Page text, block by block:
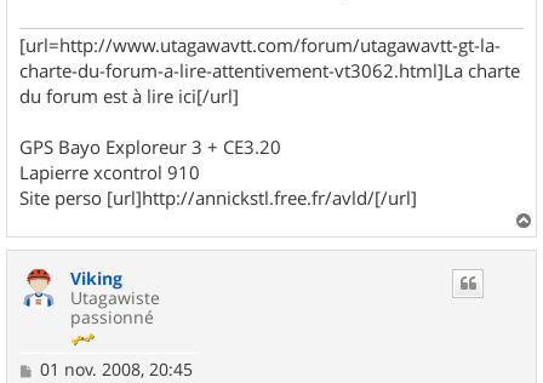
[url=http://www.utagawavtt.com/forum/utagawavtt-gt-la-
charte-du-forum-a-lire-attentivement-vt3062.html]La charte
du forum est à lire ici[/url]
GPS Bayo Exploreur 3 + CE3.20
Lapierre xcontrol 910
Site perso [url]http://annickstl.free.fr/avld/[/url]
a
Viking
Utagawiste
passionné
M
01 nov. 2008, 20:45